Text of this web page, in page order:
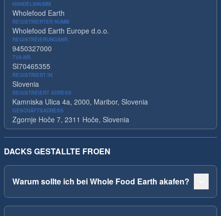
HANDELSNUMM
Wholefood Earth
REGISTRIERTER NUMM
Wholefood Earth Europe d.o.o.
REGISTRÉIERUNGSNR.
9450327000
TVA-NR.
SI70465355
REGISTRIERT IN
Slovenia
REGISTRÉIERT ADRESS
Kamniska Ulica 4a, 2000, Maribor, Slovenia
GESCHÄFTSADRESS
Zgornje Hoče 7, 2311 Hoče, Slovenia
DACKS GESTALLTE FROEN
Warum sollte ich bei Whole Food Earth akafen?